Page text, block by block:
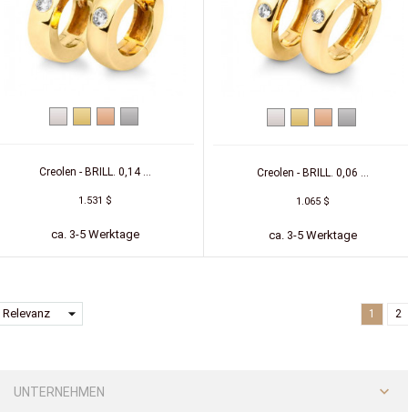
Weißgold
GelbgoldRotgold
Creolen - BRILL. 0,14 ...
1.531 $
ca. 3-5 Werktage
Weißgold
GelbgoldRotgold
Creolen - BRILL. 0,06 ...
1.065 $
ca. 3-5 Werktage
Relevanz arrow_drop_down 1 2
UNTERNEHMEN 